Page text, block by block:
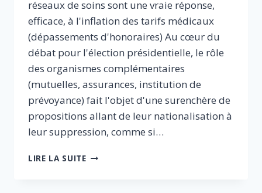
réseaux de soins sont une vraie réponse,
efficace, à l'inflation des tarifs médicaux
(dépassements d'honoraires) Au cœur du
débat pour l'élection présidentielle, le rôle
des organismes complémentaires
(mutuelles, assurances, institution de
prévoyance) fait l'objet d'une surenchère de
propositions allant de leur nationalisation à
leur suppression, comme si…
LIRE LA SUITELA